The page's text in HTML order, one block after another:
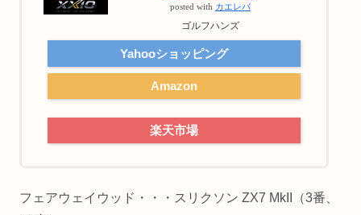
posted with カエレバ
ゴルフハンズ
Yahooショッピング
Amazon
楽天市場
フェアウェイウッド・・・スリクソン ZX7 MkII（3番、